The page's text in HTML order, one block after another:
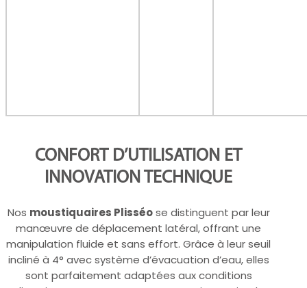
CONFORT D’UTILISATION ET
INNOVATION TECHNIQUE
Nos moustiquaires Plisséose distinguent par leur
manœuvre de déplacement latéral, offrant une
manipulation fluide et sans effort. Grâce à leur seuil
incliné à 4° avec système d’évacuation d’eau, elles
sont parfaitement adaptées aux conditions